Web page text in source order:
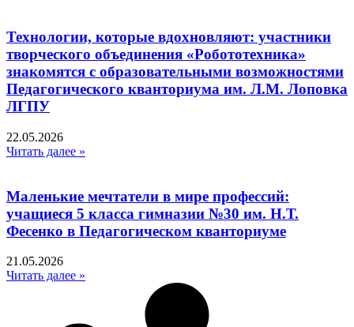
Технологии, которые вдохновляют: участники
творческого объединения «Робототехника»
знакомятся с образовательными возможностями
Педагогического кванториума им. Л.М. Лоповка
ЛГПУ
22.05.2026
Читать далее »
Маленькие мечтатели в мире профессий:
учащиеся 5 класса гимназии №30 им. Н.Т.
Фесенко в Педагогическом кванториуме
21.05.2026
Читать далее »